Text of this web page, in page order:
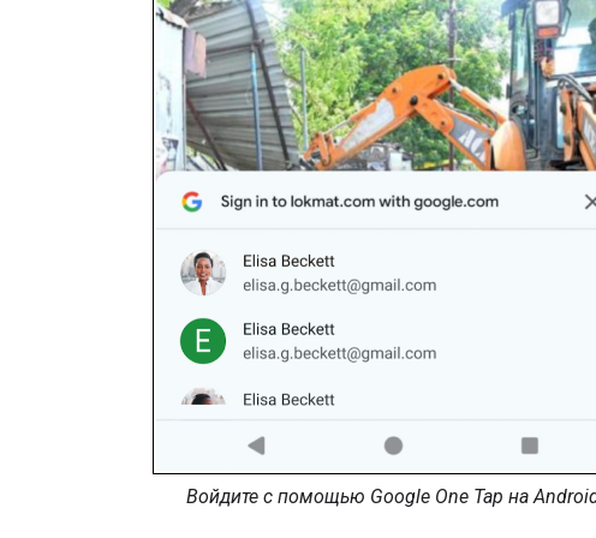
Войдите с помощью Google One Tap на